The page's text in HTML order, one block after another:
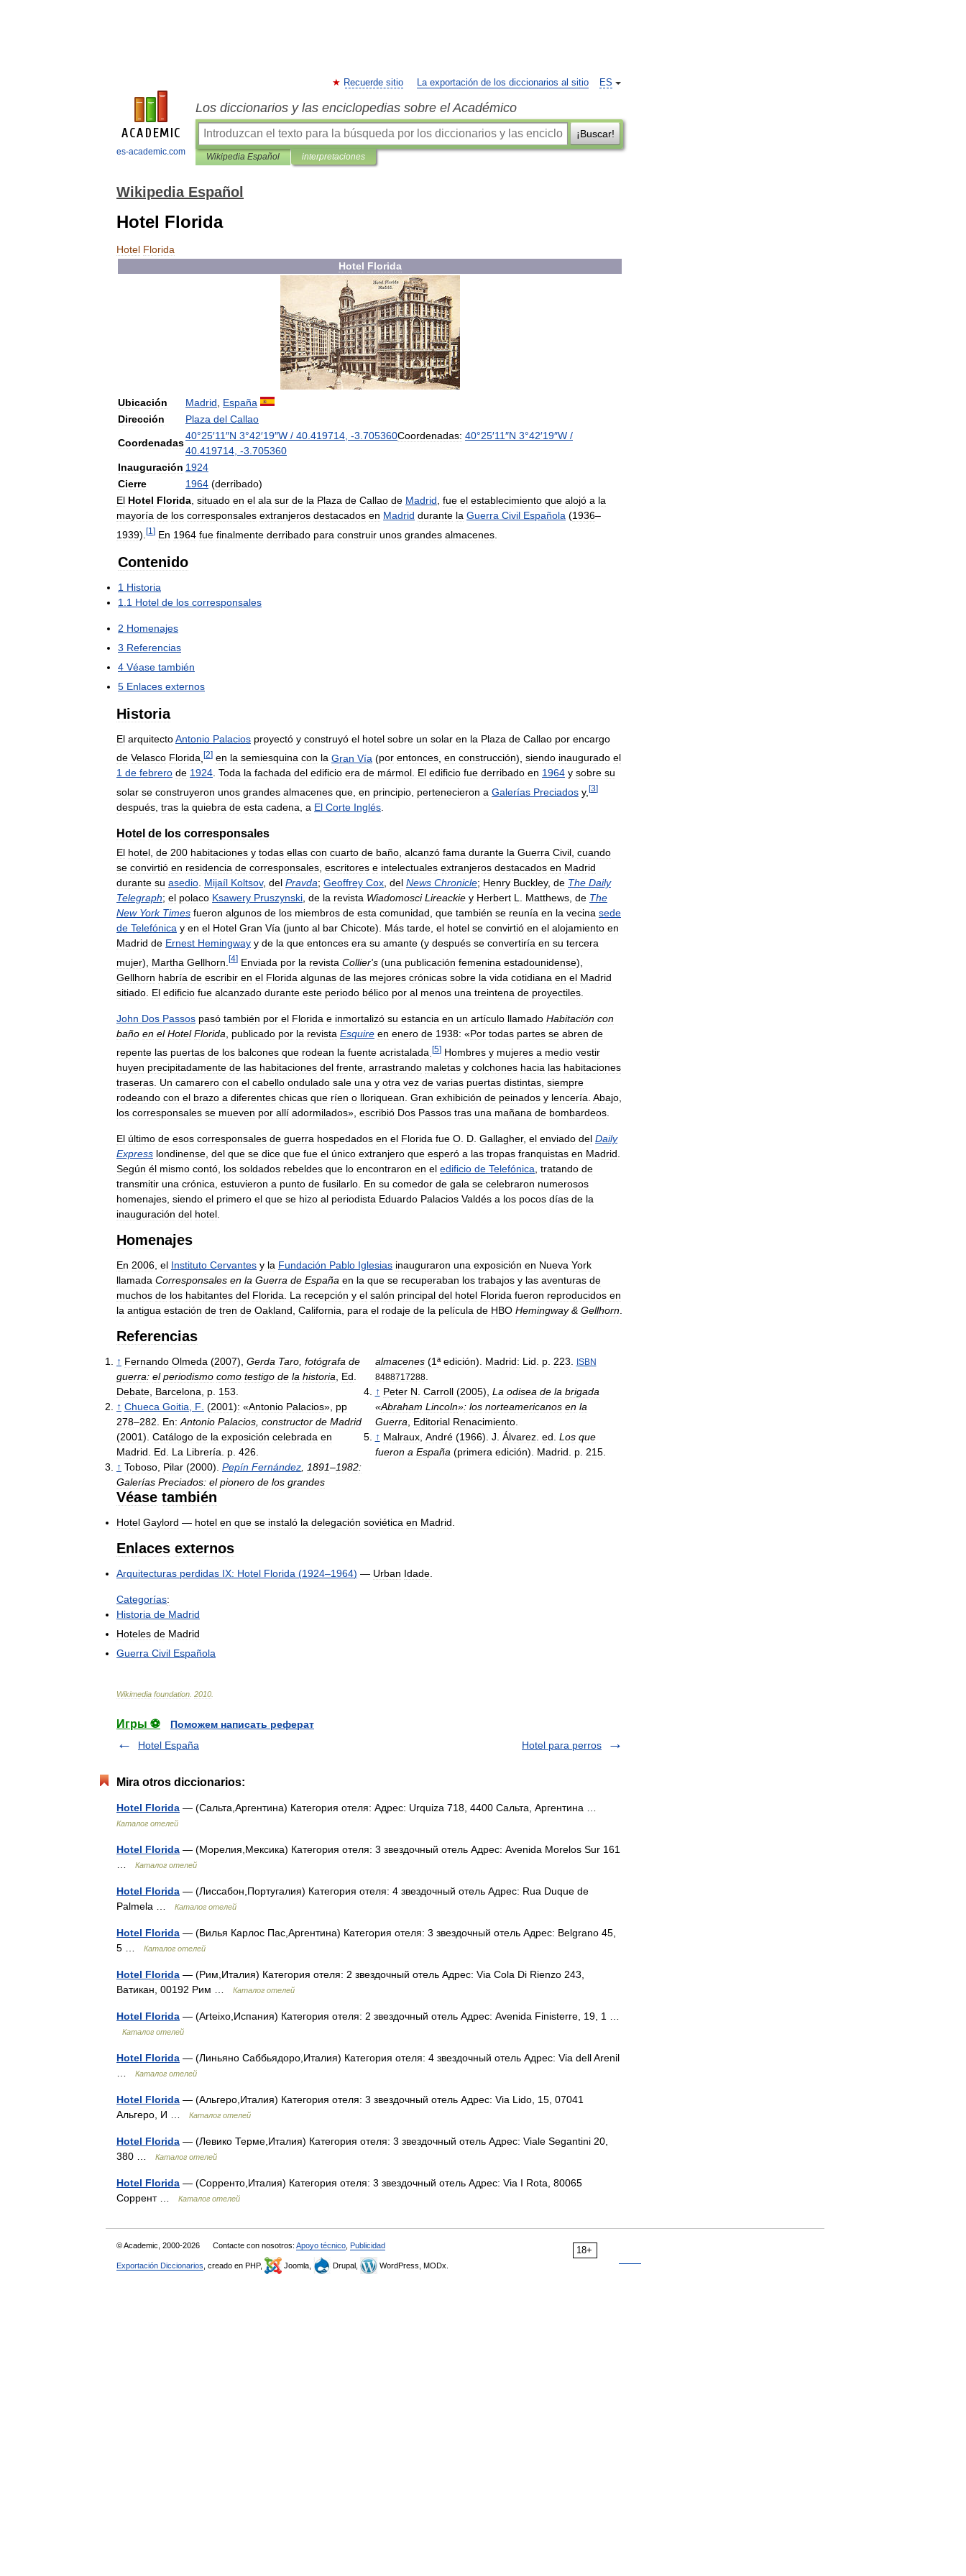
es-academic.com
ES
Recuerde sitio La exportación de los diccionarios al sitio
Los diccionarios y las enciclopedias sobre el Académico
¡Buscar!
Wikipedia Español interpretaciones
Wikipedia Español
Hotel Florida
Hotel Florida
Hotel Florida
Ubicación Madrid
España
Dirección
Plaza del Callao
Coordenadas
40°25′11″N 3°42′19″W / 40 419714 -3 705360Coordenadas: 40°25′11″N 3°42′19″W /
40 419714 -3 705360
Inauguración 1924
Cierre
1964 (derribado)
El Hotel Florida situado en el ala sur de la Plaza de Callao de Madrid fue el establecimiento que alojó a la
mayoría de los corresponsales extranjeros destacados en Madrid durante la Guerra Civil Española (1936–
1939). [1 ] En 1964 fue finalmente derribado para construir unos grandes almacenes
Contenido
1 Historia
1 1 Hotel de los corresponsales
2 Homenajes
3 Referencias
4 Véase también
5 Enlaces externos
Historia
El arquitectoAntonio Palacios proyectó y construyó el hotel sobre un solar en la Plaza de Callao por encargo
de Velasco Florida [2] en la semiesquina con la Gran Vía (por entonces en construcción), siendo inaugurado el
1 de febrero de 1924. Toda la fachada del edificio era de mármol. El edificio fue derribado en 1964 y sobre su
solar se construyeron unos grandes almacenes que en principio pertenecieron a Galerías Preciados y, [3]
después tras la quiebra de esta cadena a El Corte Inglés
Hotel de los corresponsales
El hotel de 200 habitaciones y todas ellas con cuarto de baño alcanzó fama durante la Guerra Civil cuando
se convirtió en residencia de corresponsales escritores e intelectuales extranjeros destacados en Madrid
durante su asedio Mijaíl Koltsov, del Pravda; Geoffrey Cox del News Chronicle; Henry Buckley, de The Daily
Telegraph; el polaco Ksawery Pruszynski de la revista Wiadomosci Lireackie y Herbert L Matthews de The
New York Times fueron algunos de los miembros de esta comunidad que también se reunía en la vecina sede
de Telefónica y en el Hotel Gran Vía (junto al bar Chicote). Más tarde el hotel se convirtió en el alojamiento en
Madrid de Ernest Hemingway y de la que entonces era su amante (y después se convertiría en su tercera
mujer), Martha Gellhorn [4] Enviada por la revista Collier's (una publicación femenina estadounidense),
Gellhorn habría de escribir en el Florida algunas de las mejores crónicas sobre la vida cotidiana en el Madrid
sitiado El edificio fue alcanzado durante este periodo bélico por al menos una treintena de proyectiles
John Dos Passos pasó también por el Florida e inmortalizó su estancia en un artículo llamado Habitación con
baño en el Hotel Florida publicado por la revista Esquire en enero de 1938: «Por todas partes se abren de
repente las puertas de los balcones que rodean la fuente acristalada [5] Hombres y mujeres a medio vestir
huyen precipitadamente de las habitaciones del frente, arrastrando maletas y colchones hacia las habitaciones
traseras. Un camarero con el cabello ondulado sale una y otra vez de varias puertas distintas, siempre
rodeando con el brazo a diferentes chicas que ríen o lloriquean. Gran exhibición de peinados y lencería. Abajo,
los corresponsales se mueven por allí adormilados», escribió Dos Passos tras una mañana de bombardeos.
El último de esos corresponsales de guerra hospedados en el Florida fue O. D. Gallagher, el enviado del Daily
Express londinense, del que se dice que fue el único extranjero que esperó a las tropas franquistas en Madrid.
Según él mismo contó, los soldados rebeldes que lo encontraron en el edificio de Telefónica, tratando de
transmitir una crónica, estuvieron a punto de fusilarlo. En su comedor de gala se celebraron numerosos
homenajes, siendo el primero el que se hizo al periodista Eduardo Palacios Valdés a los pocos días de la
inauguración del hotel.
Homenajes
En 2006, el Instituto Cervantes y la Fundación Pablo Iglesias inauguraron una exposición en Nueva York
llamada Corresponsales en la Guerra de España en la que se recuperaban los trabajos y las aventuras de
muchos de los habitantes del Florida. La recepción y el salón principal del hotel Florida fueron reproducidos en
la antigua estación de tren de Oakland, California, para el rodaje de la película de HBO Hemingway& Gellhorn.
Referencias
↑ Fernando Olmeda (2007), Gerda Taro, fotógrafa de
guerra: el periodismo como testigo de la historia, Ed.
Debate, Barcelona, p. 153.
↑ Chueca Goitia, F. (2001): «Antonio Palacios», pp
278–282. En: Antonio Palacios, constructor de Madrid
(2001). Catálogo de la exposición celebrada en
Madrid. Ed. La Librería. p. 426.
↑ Toboso, Pilar (2000). Pepín Fernández, 1891–1982:
Galerías Preciados: el pionero de los grandes
almacenes(1ª edición). Madrid: Lid. p. 223.
ISBN
8488717288.
↑ Peter N. Carroll(2005), La odisea de la brigada
«Abraham Lincoln»: los norteamericanos en la
Guerra, Editorial Renacimiento.
↑ Malraux, André(1966). J. Álvarez. ed. Los que
fueron a España(primera edición). Madrid. p. 215.
Véase también
Hotel Gaylord — hotel en que se instaló la delegación soviética en Madrid.
Enlaces externos
Arquitecturas perdidas IX: Hotel Florida (1924–1964) — Urban Idade.
Categorías:
Historia de Madrid
Hoteles de Madrid
Guerra Civil Española
Wikimedia foundation 2010
Игры ⚽
Поможем написать реферат
Hotel España
Hotel para perros
Mira otros diccionarios:
Hotel Florida — (Сальта,Аргентина) Категория отеля: Адрес: Urquiza 718, 4400 Сальта, Аргентина …
Каталог отелей
Hotel Florida — (Морелия,Мексика) Категория отеля: 3 звездочный отель Адрес: Avenida Morelos Sur 161
…
Каталог отелей
Hotel Florida — (Лиссабон,Португалия) Категория отеля: 4 звездочный отель Адрес: Rua Duque de
Palmela …
Каталог отелей
Hotel Florida — (Вилья Карлос Пас,Аргентина) Категория отеля: 3 звездочный отель Адрес: Belgrano 45,
5 …
Каталог отелей
Hotel Florida — (Рим,Италия) Категория отеля: 2 звездочный отель Адрес: Via Cola Di Rienzo 243,
Ватикан, 00192 Рим …
Каталог отелей
Hotel Florida — (Arteixo,Испания) Категория отеля: 2 звездочный отель Адрес: Avenida Finisterre, 19, 1 …
Каталог отелей
Hotel Florida — (Линьяно Саббьядоро,Италия) Категория отеля: 4 звездочный отель Адрес: Via dell Arenil
…
Каталог отелей
Hotel Florida — (Альгеро,Италия) Категория отеля: 3 звездочный отель Адрес: Via Lido, 15, 07041
Альгеро, И …
Каталог отелей
Hotel Florida — (Левико Терме,Италия) Категория отеля: 3 звездочный отель Адрес: Viale Segantini 20,
380 …
Каталог отелей
Hotel Florida — (Сорренто,Италия) Категория отеля: 3 звездочный отель Адрес: Via I Rota, 80065
Соррент …
Каталог отелей
18+
© Academic, 2000-2026 Contacte con nosotros: Apoyo técnico Publicidad
Exportación Diccionarios , creado en PHP, Joomla, Drupal, WordPress, MODx.